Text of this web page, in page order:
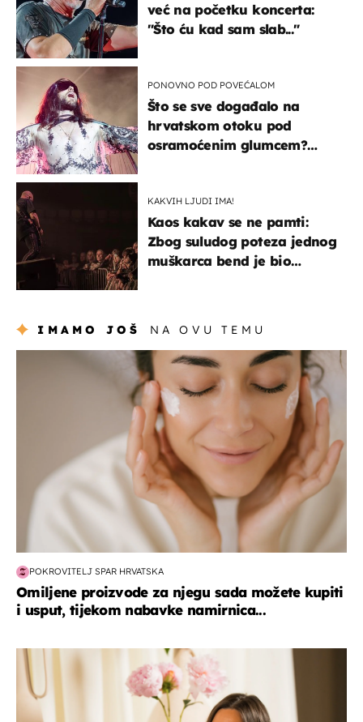
već na početku koncerta:
"Što ću kad sam slab..."
PONOVNO POD POVEĆALOM
Što se sve događalo na
hrvatskom otoku pod
osramoćenim glumcem?
KAKVIH LJUDI IMA!
Kaos kakav se ne pamti:
Zbog suludog poteza jednog
muškarca bend je bio
IMAMO JOŠ NA OVU TEMU
moda & ljepota
POKROVITELJ SPAR HRVATSKA
Omiljene proizvode za njegu sada možete kupiti
i usput, tijekom nabavke namirnica...
moda & ljepota